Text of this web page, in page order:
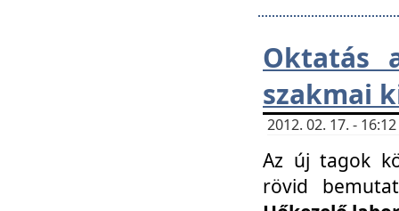
Oktatás
szakmai
2012. 02. 17. -
Az új tagok
rövid